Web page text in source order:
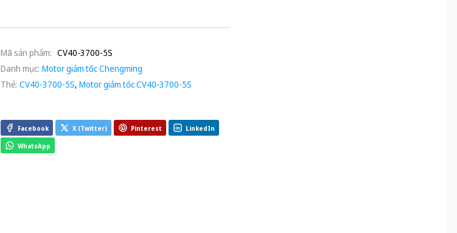
Mã sản phẩm: CV40-3700-5S
Danh mục: Motor giảm tốc Chengming
Thẻ: CV40-3700-5S, Motor giảm tốc CV40-3700-5S
Facebook X (Twitter) Pinterest LinkedIn
WhatsApp